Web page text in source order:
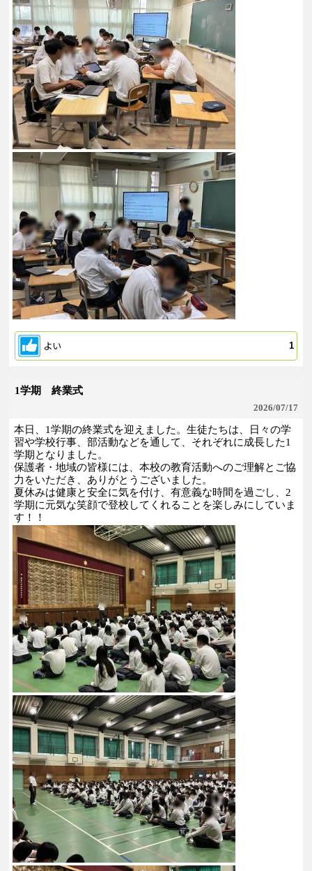
よい 1
1学期 終業式
2026/07/17
本日、1学期の終業式を迎えました。生徒たちは、日々の学
習や学校行事、部活動などを通して、それぞれに成長した1
学期となりました。
保護者・地域の皆様には、本校の教育活動へのご理解とご協
力をいただき、ありがとうございました。
夏休みは健康と安全に気を付け、有意義な時間を過ごし、2
学期に元気な笑顔で登校してくれることを楽しみにしていま
す！！